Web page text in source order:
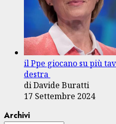
il Ppe giocano su più
destra
di Davide Buratti
17 Settembre 2024
Archivi